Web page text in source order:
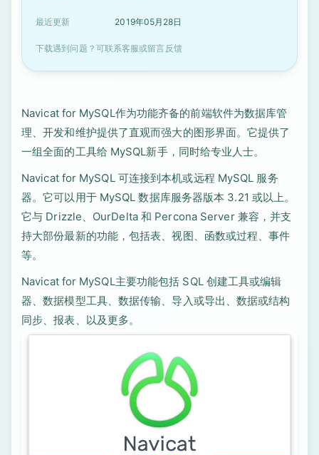
最近更新 2019年05月28日
下载遇到问题？可联系客服或留言反馈
Navicat for MySQL作为功能齐备的前端软件为数据库管
理、开发和维护提供了直观而强大的图形界面。它提供了
一组全面的工具给 MySQL新手，同时给专业人士。
Navicat for MySQL 可连接到本机或远程 MySQL 服务
器。它可以用于 MySQL 数据库服务器版本 3.21 或以上。
它与 Drizzle、OurDelta 和 Percona Server 兼容，并支
持大部份最新的功能，包括表、视图、函数或过程、事件
等。
Navicat for MySQL主要功能包括 SQL 创建工具或编辑
器、数据模型工具、数据传输、导入或导出、数据或结构
同步、报表、以及更多。